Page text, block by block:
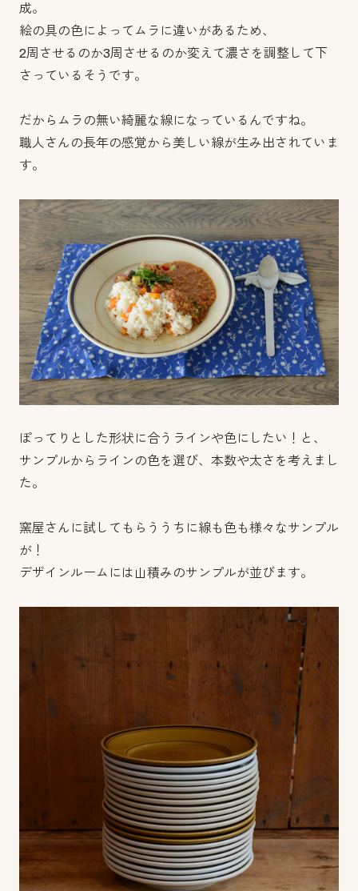
成。
絵の具の色によってムラに違いがあるため、
2周させるのか3周させるのか変えて濃さを調整して下
さっているそうです。
だからムラの無い綺麗な線になっているんですね。
職人さんの長年の感覚から美しい線が生み出されていま
す。
ぽってりとした形状に合うラインや色にしたい！と、
サンプルからラインの色を選び、本数や太さを考えまし
た。
窯屋さんに試してもらううちに線も色も様々なサンプル
が！
デザインルームには山積みのサンプルが並びます。